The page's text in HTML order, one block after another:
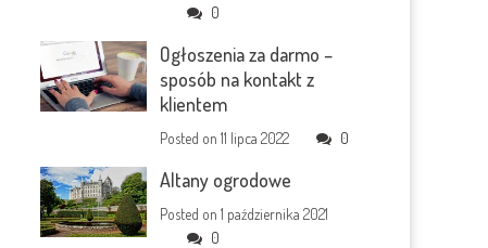
0
Ogłoszenia za darmo –
sposób na kontakt z
klientem
Posted on11 lipca 2022 0
Altany ogrodowe
Posted on1 października 2021
0